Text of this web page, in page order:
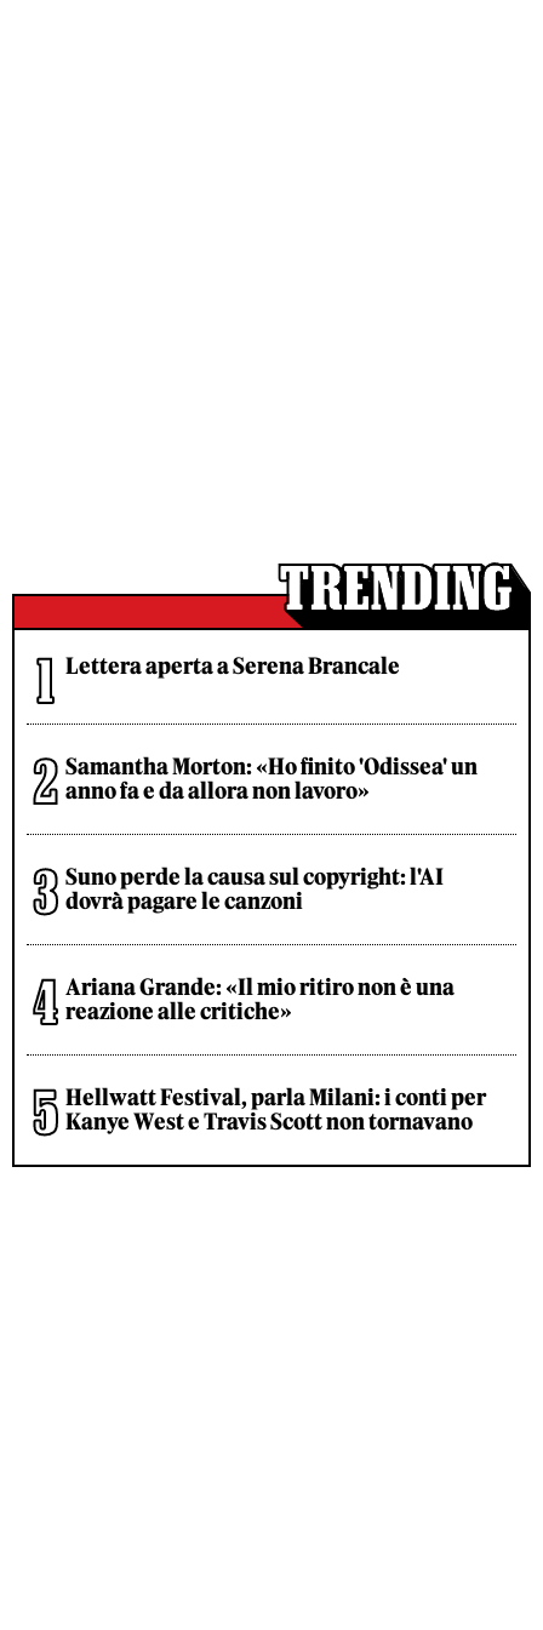
Lettera aperta a Serena Brancale
Samantha Morton: «Ho finito 'Odissea' un
anno fa e da allora non lavoro»
Suno perde la causa sul copyright: l'AI
dovrà pagare le canzoni
Ariana Grande: «Il mio ritiro non è una
reazione alle critiche»
Hellwatt Festival, parla Milani: i conti per
Kanye West e Travis Scott non tornavano